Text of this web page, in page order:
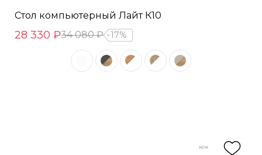
Стол компьютерный Лайт К10
28 330 ₽34 080 ₽ 17%